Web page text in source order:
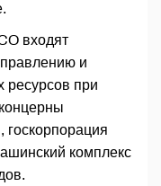
входят
и
ресурсов при
госкорпорация
комплекс